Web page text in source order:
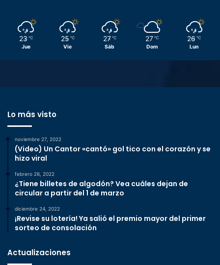
23 ℃
Jue
25 ℃
Vie
27 ℃
Sáb
27 ℃
Dom
26 ℃
Lun
Lo más visto
noviembre 27, 2022
(Video) Un Cantor «cantó» gol tico con el corazón y se
hizo viral
febrero 26, 2022
¿Tiene billetes de algodón? Vea cuáles dejan de
circular a partir del 1 de marzo
diciembre 24, 2022
¡Revise su lotería! Ya salió el premio mayor del primer
sorteo de consolación
Actualizaciones